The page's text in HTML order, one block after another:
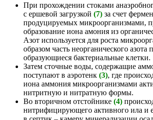
При прохождении стоками
с ершевой загрузкой (7) за счет
продуцируемых микроорганизмами,
образование иона амония из
Азот используется для роста
образом часть неорганического азота
образующиеся бактериальные клетки.
Затем сточные воды, содержащие
поступают в аэротенк (3), где
иона аммония микроорганизмами
нитритную и нитратную формы.
Во вторичном отстойнике (4)
нитрифицирующего активного ила и